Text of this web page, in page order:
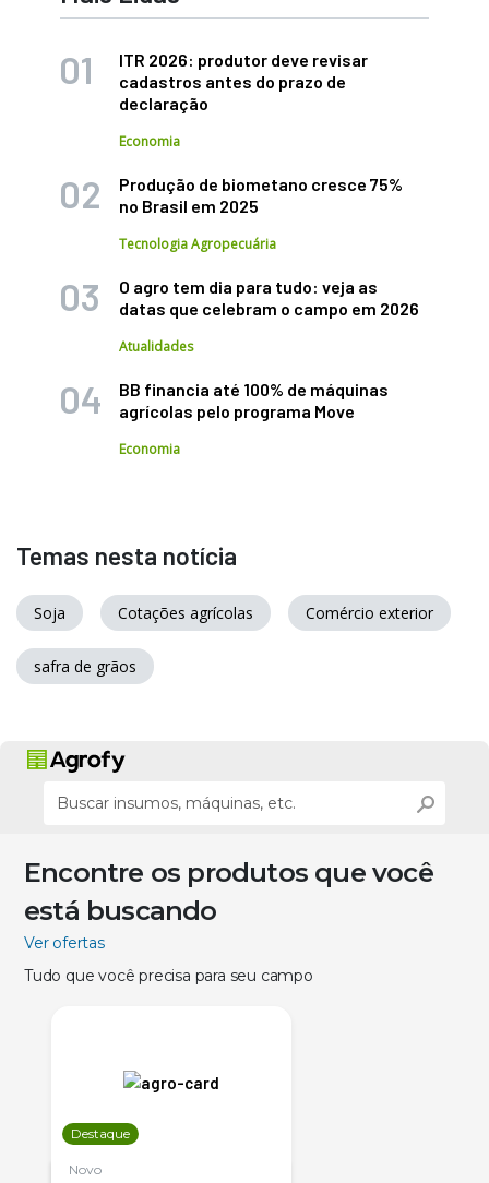
ITR 2026: produtor deve revisar
cadastros antes do prazo de
declaração
Economia
Produção de biometano cresce 75%
no Brasil em 2025
Tecnologia Agropecuária
O agro tem dia para tudo: veja as
datas que celebram o campo em 2026
Atualidades
BB financia até 100% de máquinas
agrícolas pelo programa Move
Economia
Temas nesta notícia
Soja Cotações agrícolas Comércio exterior
safra de grãos
Encontre os produtos que você
está buscando
Ver ofertas
Tudo que você precisa para seu campo
Destaque
Novo